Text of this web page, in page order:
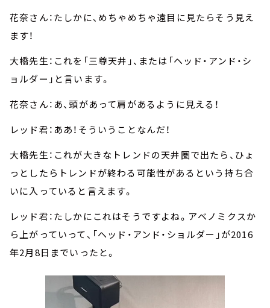
花奈さん：たしかに、めちゃめちゃ遠目に見たらそう見え
ます！
大橋先生：これを「三尊天井」、または「ヘッド・アンド・シ
ョルダー」と言います。
花奈さん：あ、頭があって肩があるように見える！
レッド君：ああ！そういうことなんだ！
大橋先生：これが大きなトレンドの天井圏で出たら、ひょ
っとしたらトレンドが終わる可能性があるという持ち合
いに入っていると言えます。
レッド君：たしかにこれはそうですよね。アベノミクスか
ら上がっていって、「ヘッド・アンド・ショルダー」が2016
年2月8日までいったと。